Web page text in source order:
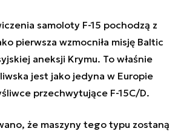
samoloty F-15 pochodzą z
pierwsza wzmocniła misję Baltic
aneksji Krymu. To właśnie
jest jako jedyna w Europie
przechwytujące F-15C/D.
że maszyny tego typu zostaną